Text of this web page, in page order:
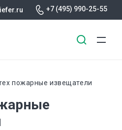
+7 (495) 990-25-55
пожарные извещатели